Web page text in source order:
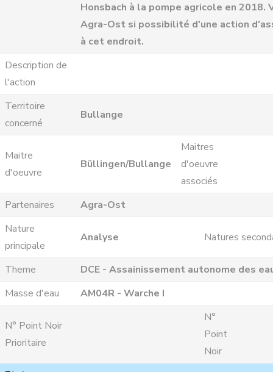
Honsbach à la pompe agricole en 2018.
Agra-Ost si possibilité d'une action
à cet endroit.
Description de
l'action
Territoire
concerné
Bullange
Maitre
d'oeuvre
Büllingen/Bullange
Maitres
d'oeuvre
associés
Partenaires
Agra-Ost
Nature
principale
Analyse Natures
Theme
DCE - Assainissement autonome des
Masse d'eau
AM04R - Warche I
N° Point Noir
Prioritaire
N°
Point
Noir